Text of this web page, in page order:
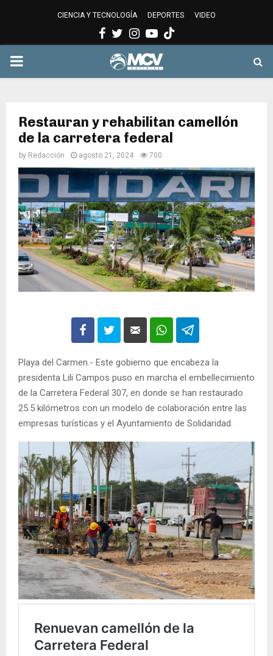
CIENCIA Y TECNOLOGÍA DEPORTES VIDEO
Facebook
Twitter
Instagram
Youtube
PRIMARY
Restauran y rehabilitan camellón
de la carretera federal
by Redacción agosto 21, 2024 700
Playa del Carmen.- Este gobierno que encabeza la
presidenta Lili Campos puso en marcha el embellecimiento
de la Carretera Federal 307, en donde se han restaurado
25.5 kilómetros con un modelo de colaboración entre las
empresas turísticas y el Ayuntamiento de Solidaridad.